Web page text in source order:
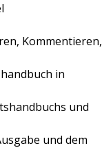
Kommentieren,
in
und
und dem